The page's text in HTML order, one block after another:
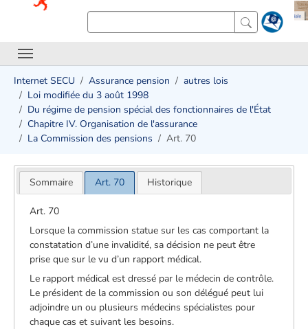
Internet SECU Assurance pension
autres lois
Loi modifiée du 3 août 1998
Du régime de pension spécial des fonctionnaires de l'État
Chapitre IV. Organisation de l'assurance
La Commission des pensions
Art. 70
Sommaire Art. 70 Historique
Art. 70
Lorsque la commission statue sur les cas comportant la
constatation d’une invalidité, sa décision ne peut être
prise que sur le vu d’un rapport médical.
Le rapport médical est dressé par le médecin de contrôle.
Le président de la commission ou son délégué peut lui
adjoindre un ou plusieurs médecins spécialistes pour
chaque cas et suivant les besoins.